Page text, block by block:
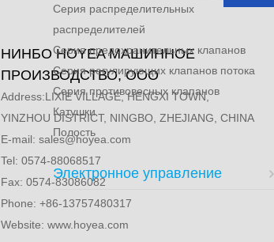
Серия распределительных
распределителей
Серия предохранительных клапанов
Серия регулирующих клапанов потока
Серия противовесных клапанов
Катушки
Полость
Электронное управление
НИНБО HOYEA МАШИННОЕ
ПРОИЗВОДСТВО, ООО
Address:LIXIE VILLAGE, HENGXI TOWN,
YINZHOU DISTRICT, NINGBO, ZHEJIANG, CHINA
E-mail: sales@hoyea.com
Tel: 0574-88068517
Fax: 0574-83086082
Phone: +86-13757480317
Website: www.hoyea.com